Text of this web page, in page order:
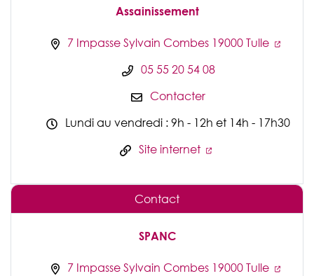
Assainissement
7 Impasse Sylvain Combes 19000 Tulle
05 55 20 54 08
Contacter
Lundi au vendredi : 9h - 12h et 14h - 17h30
Site internet
Contact
SPANC
7 Impasse Sylvain Combes 19000 Tulle